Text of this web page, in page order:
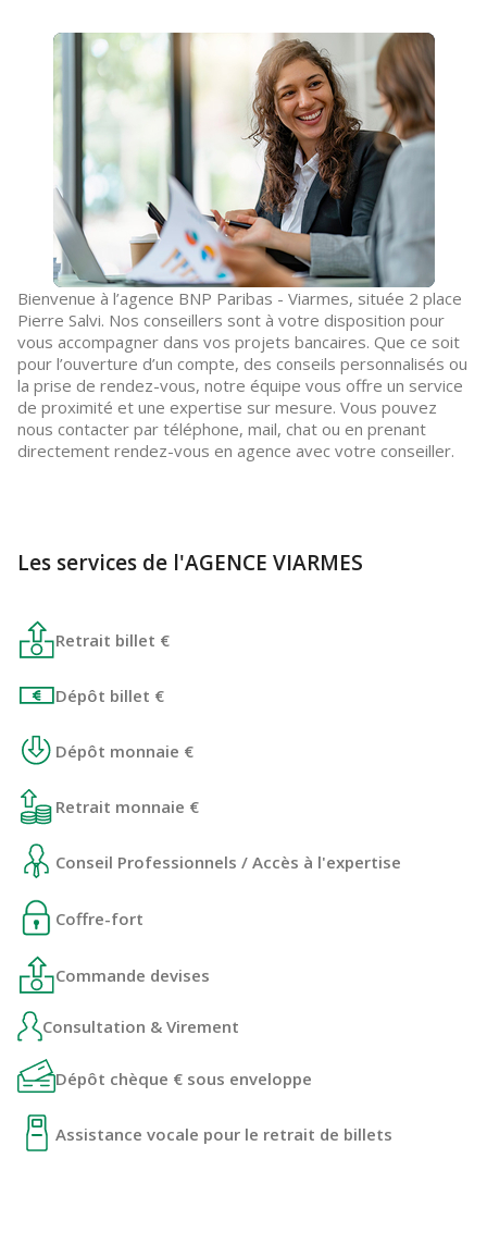
Bienvenue à l’agence BNP Paribas - Viarmes, située 2 place
Pierre Salvi. Nos conseillers sont à votre disposition pour
vous accompagner dans vos projets bancaires. Que ce soit
pour l’ouverture d’un compte, des conseils personnalisés ou
la prise de rendez-vous, notre équipe vous offre un service
de proximité et une expertise sur mesure. Vous pouvez
nous contacter par téléphone, mail, chat ou en prenant
directement rendez-vous en agence avec votre conseiller.
Les services de l'AGENCE VIARMES
Retrait billet €
Dépôt billet €
Dépôt monnaie €
Retrait monnaie €
Conseil Professionnels / Accès à l'expertise
Coffre-fort
Commande devises
Consultation & Virement
Dépôt chèque € sous enveloppe
Assistance vocale pour le retrait de billets